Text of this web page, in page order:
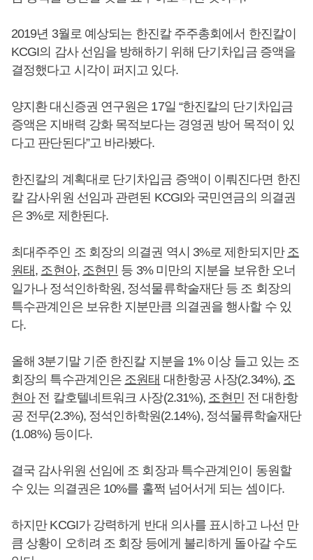
2019년 3월로 예상되는 한진칼 주주총회에서 한진칼이
KCGI의 감사 선임을 방해하기 위해 단기차입금 증액을
결정했다고 시각이 퍼지고 있다.
양지환 대신증권 연구원은 17일 “한진칼의 단기차입금
증액은 지배력 강화 목적보다는 경영권 방어 목적이 있
다고 판단된다”고 바라봤다.
한진칼의 계획대로 단기차입금 증액이 이뤄진다면 한진
칼 감사위원 선임과 관련된 KCGI와 국민연금의 의결권
은 3%로 제한된다.
최대주주인 조 회장의 의결권 역시 3%로 제한되지만 조
원태 , 조현아, 조현민 등 3% 미만의 지분을 보유한 오너
일가나 정석인하학원, 정석물류학술재단 등 조 회장의
특수관계인은 보유한 지분만큼 의결권을 행사할 수 있
다.
올해 3분기말 기준 한진칼 지분을 1% 이상 들고 있는 조
회장의 특수관계인은 조원태 대한항공 사장(2.34%), 조
현아전 칼호텔네트워크 사장(2.31%), 조현민 전 대한항
공 전무(2.3%), 정석인하학원(2.14%), 정석물류학술재단
(1.08%) 등이다.
결국 감사위원 선임에 조 회장과 특수관계인이 동원할
수 있는 의결권은 10%를 훌쩍 넘어서게 되는 셈이다.
하지만 KCGI가 강력하게 반대 의사를 표시하고 나선 만
큼 상황이 오히려 조 회장 등에게 불리하게 돌아갈 수도